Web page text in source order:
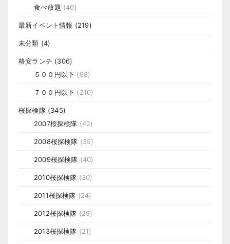
食べ放題 (40)
最新イベント情報 (219)
未分類 (4)
格安ランチ (306)
５００円以下 (98)
７００円以下 (210)
桜探検隊(345)
2007桜探検隊 (42)
2008桜探検隊 (35)
2009桜探検隊 (40)
2010桜探検隊 (30)
2011桜探検隊 (24)
2012桜探検隊 (29)
2013桜探検隊 (21)